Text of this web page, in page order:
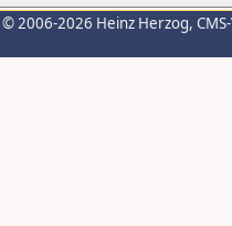
© 2006-2026 Heinz Herzog,